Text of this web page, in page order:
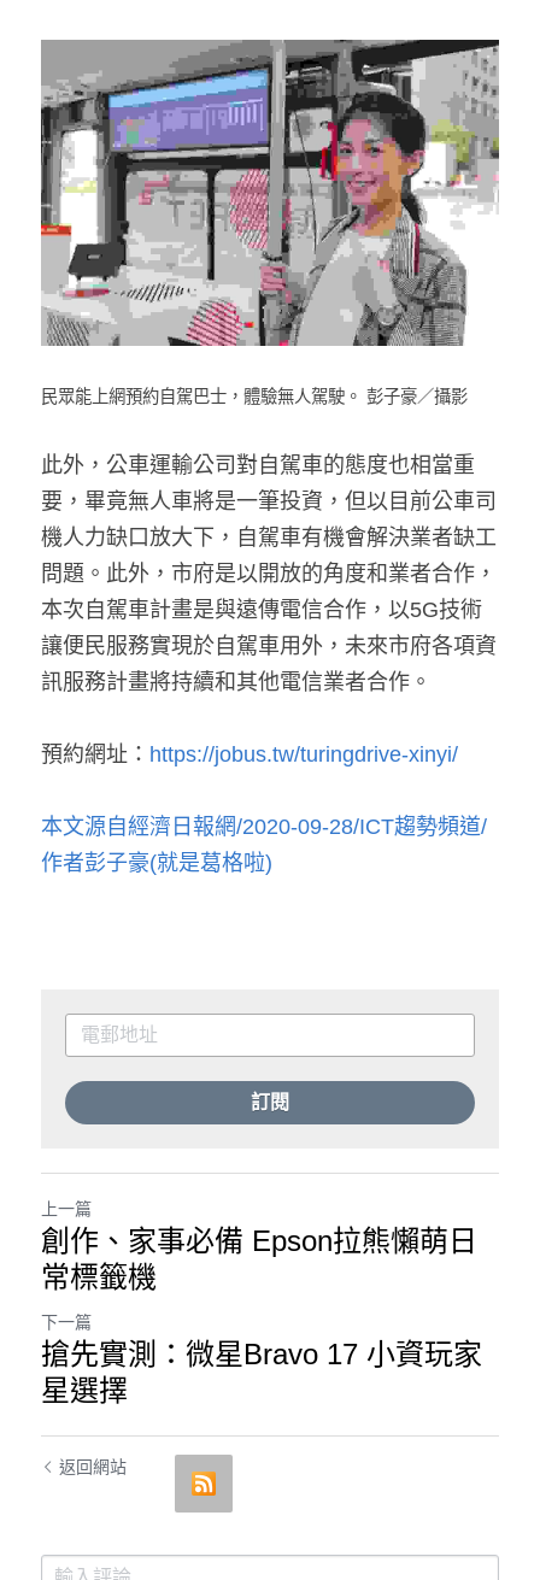
民眾能上網預約自駕巴士，體驗無人駕駛。 彭子豪／攝影
此外，公車運輸公司對自駕車的態度也相當重
要，畢竟無人車將是一筆投資，但以目前公車司
機人力缺口放大下，自駕車有機會解決業者缺工
問題。此外，市府是以開放的角度和業者合作，
本次自駕車計畫是與遠傳電信合作，以5G技術
讓便民服務實現於自駕車用外，未來市府各項資
訊服務計畫將持續和其他電信業者合作。
預約網址： https://jobus.tw/turingdrive-xinyi/
本文源自經濟日報網/2020-09-28/ICT趨勢頻道/
作者彭子豪(就是葛格啦)
訂閱
上一篇
創作、家事必備 Epson拉熊懶萌日
常標籤機
下一篇
搶先實測：微星Bravo 17 小資玩家
星選擇
返回網站